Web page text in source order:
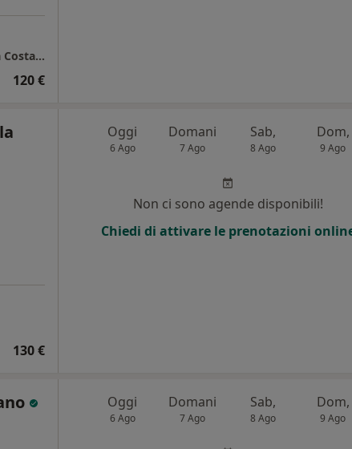
Neurologo Cagliari - Studio Medico Emanuela Costantino
120 €
130 €
Oggi
6 Ago
Domani
7 Ago
Sab,
8 Ago
Dom,
9 Ago
Non ci sono agende disponibili!
Chiedi di attivare le prenotazioni
Oggi
6 Ago
Domani
7 Ago
Sab,
8 Ago
Dom,
9 Ago